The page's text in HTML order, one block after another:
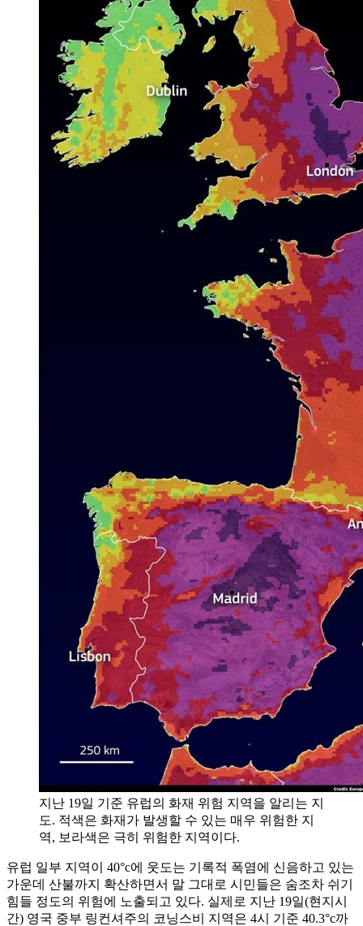
지난 19일 기준 유럽의 화재 위험 지역을 알리는 지
도. 적색은 화재가 발생할 수 있는 매우 위험한 지
역, 보라색은 극히 위험한 지역이다.
유럽 일부 지역이 40°c에 웃도는 기록적 폭염에 신음하고 있는
가운데 산불까지 확산하면서 말 그대로 시민들은 숨조차 쉬기
힘들 정도의 위험에 노출되고 있다. 실제로 지난 19일(현지시
간) 영국 중부 링컨셔주의 코닝스비 지역은 4시 기준 40.3°c까